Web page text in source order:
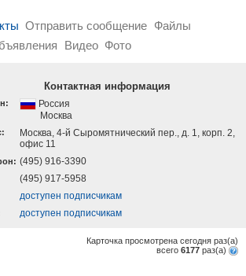
Отправить сообщение Файлы
Видео Фото
Контактная информация
Россия
Москва
Москва, 4-й Сыромятнический пер., д. 1, корп. 2,
офис 11
(495) 916-3390
(495) 917-5958
доступен подписчикам
доступен подписчикам
Карточка просмотрена сегодня раз(a)
всего 6177 раз(a)